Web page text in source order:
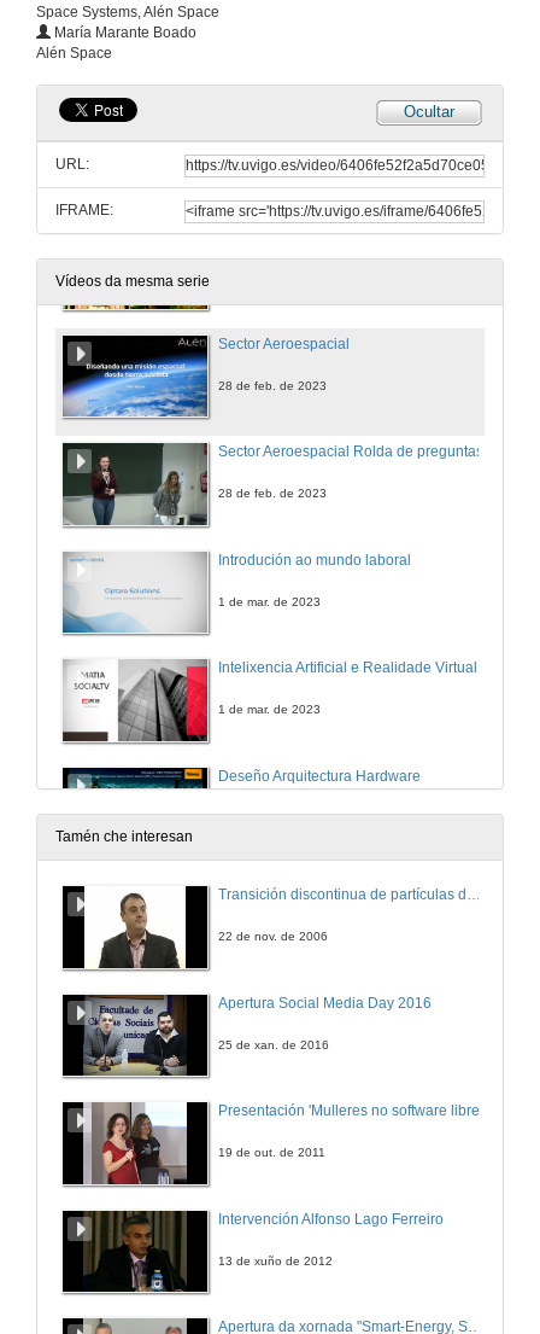
Space Systems, Alén Space
María Marante Boado
Alén Space
Ocultar
URL:
IFRAME:
Vídeos da mesma serie
28 de feb. de 2023
Machine Learning na Industria
Sector Aeroespacial
28 de feb. de 2023
Sector Aeroespacial Rolda de preguntas
28 de feb. de 2023
Introdución ao mundo laboral
1 de mar. de 2023
Intelixencia Artificial e Realidade Virtual
1 de mar. de 2023
Deseño Arquitectura Hardware
1 de mar. de 2023
Tamén che interesan
Transición discontinua de partículas de microgel termosensible
22 de nov. de 2006
Apertura Social Media Day 2016
25 de xan. de 2016
Presentación 'Mulleres no software libre'
19 de out. de 2011
Intervención Alfonso Lago Ferreiro
13 de xuño de 2012
Apertura da xornada "Smart-Energy, Smart-City"